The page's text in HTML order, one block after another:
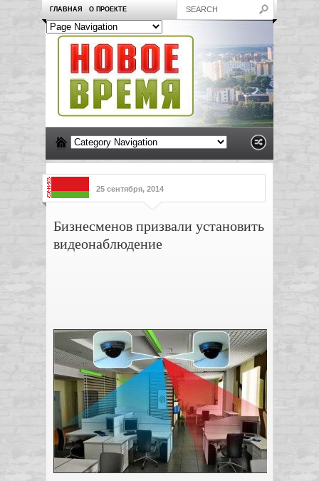
ГЛАВНАЯ О ПРОЕКТЕ
25 сентября, 2014
Бизнесменов призвали установить
видеонаблюдение